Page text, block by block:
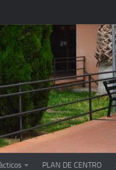
PLAN DE CENTRO